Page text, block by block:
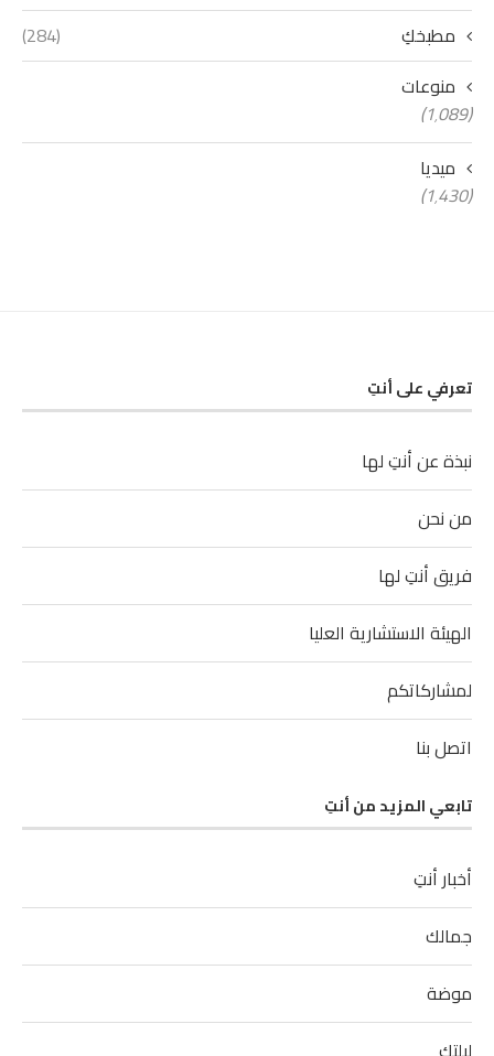
مطبخكِ
(284)
منوعات
(1٬089)
ميديا
(1٬430)
تعرفي على أنتِ
نبذة عن أنتِ لها
من نحن
فريق أنتِ لها
الهيئة الاستشارية العليا
لمشاركاتكم
اتصل بنا
تابعي المزيد من أنتِ
أخبار أنتِ
جمالك
موضة